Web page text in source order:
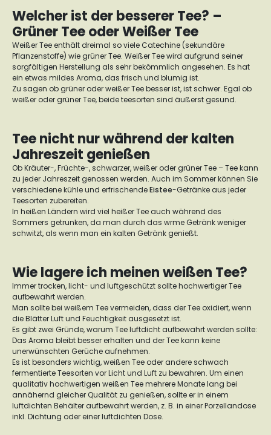
Welcher ist der besserer Tee? –
Grüner Tee oder Weißer Tee
Weißer Tee enthält dreimal so viele Catechine (sekundäre
Pflanzenstoffe) wie grüner Tee. Weißer Tee wird aufgrund seiner
sorgfältigen Herstellung als sehr bekömmlich angesehen. Es hat
ein etwas mildes Aroma, das frisch und blumig ist.
Zu sagen ob grüner oder weißer Tee besser ist, ist schwer. Egal ob
weißer oder grüner Tee, beide teesorten sind äußerst gesund.
Tee nicht nur während der kalten
Jahreszeit genießen
Ob Kräuter-, Früchte-, schwarzer, weißer oder grüner Tee – Tee kann
zu jeder Jahreszeit genossen werden. Auch im Sommer können Sie
verschiedene kühle und erfrischendeEistee-Getränke aus jeder
Teesorten zubereiten.
In heißen Ländern wird viel heißer Tee auch während des
Sommers getrunken, da man durch das wrme Getränk weniger
schwitzt, als wenn man ein kalten Getränk genießt.
Wie lagere ich meinen weißen Tee?
Immer trocken, licht- und luftgeschützt sollte hochwertiger Tee
aufbewahrt werden.
Man sollte bei weißem Tee vermeiden, dass der Tee oxidiert, wenn
die Blätter Luft und Feuchtigkeit ausgesetzt ist.
Es gibt zwei Gründe, warum Tee luftdicht aufbewahrt werden sollte:
Das Aroma bleibt besser erhalten und der Tee kann keine
unerwünschten Gerüche aufnehmen.
Es ist besonders wichtig, weißen Tee oder andere schwach
fermentierte Teesorten vor Licht und Luft zu bewahren. Um einen
qualitativ hochwertigen weißen Tee mehrere Monate lang bei
annähernd gleicher Qualität zu genießen, sollte er in einem
luftdichten Behälter aufbewahrt werden, z. B. in einer Porzellandose
inkl. Dichtung oder einer luftdichten Dose.